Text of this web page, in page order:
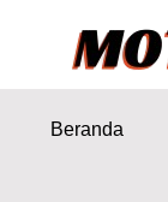
Beranda